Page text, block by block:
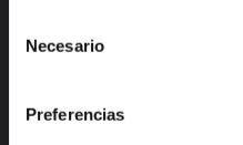
Necesario
Preferencias